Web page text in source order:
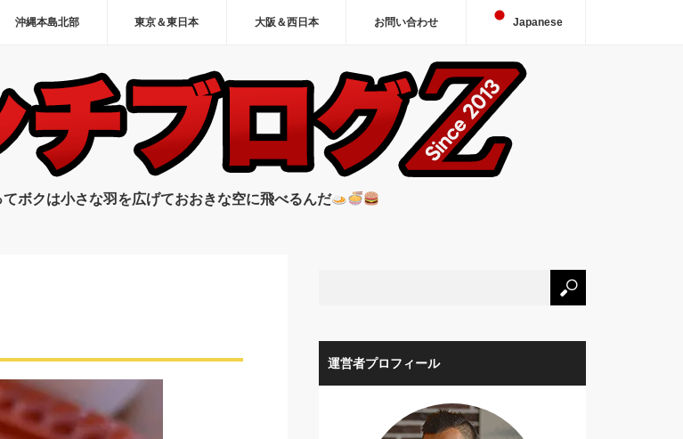
沖縄本島北部 東京＆東日本 大阪＆西日本 お問い合わせ Japanese
ボクは小さな羽を広げておおきな空に飛べるんだ
運営者プロフィール